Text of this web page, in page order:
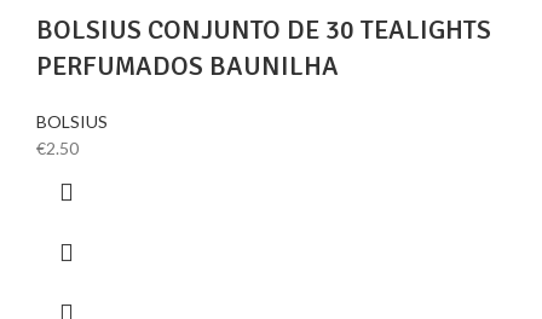
BOLSIUS CONJUNTO DE 30 TEALIGHTS
PERFUMADOS BAUNILHA
BOLSIUS
€2.50